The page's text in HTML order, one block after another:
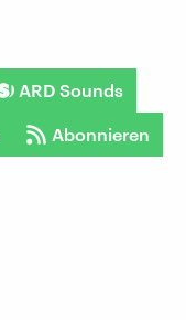
ARD Sounds
Abonnieren